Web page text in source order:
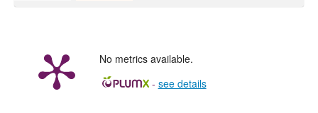
No metrics available.
- see details